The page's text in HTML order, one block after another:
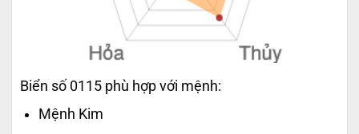
Biển số 0115 phù hợp với mệnh:
Mệnh Kim